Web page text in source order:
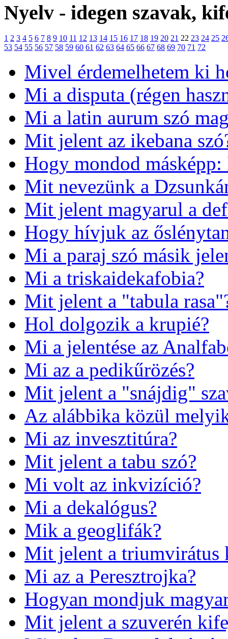
Nyelv - idegen szavak,
1 2 3 4 5 6 7 8 9 10 11 12 13 14 15 16 17 18 19 20 21 22 23 24 25
53 54 55 56 57 58 59 60 61 62 63 64 65 66 67 68 69 70 71 72
Mivel érdemelhetem ki
Mi a disputa (régen
Mi a latin aurum szó
Mit jelent az ikebana
Hogy mondod
Mit nevezünk a
Mit jelent magyarul a
Hogy hívjuk az
Mi a paraj szó másik
Mi a triskaidekafobia?
Mit jelent a "tabula
Hol dolgozik a krupié?
Mi a jelentése az
Mi az a pedikűrözés?
Mit jelent a "snájdig"
Az alábbika közül
Mi az invesztitúra?
Mit jelent a tabu szó?
Mi volt az inkvizíció?
Mi a dekalógus?
Mik a geoglifák?
Mit jelent a triumvirátus
Mi az a Peresztrojka?
Hogyan mondjuk
Mit jelent a szuverén